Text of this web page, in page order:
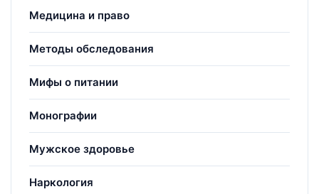
Медицина и право
Методы обследования
Мифы о питании
Монографии
Мужское здоровье
Наркология